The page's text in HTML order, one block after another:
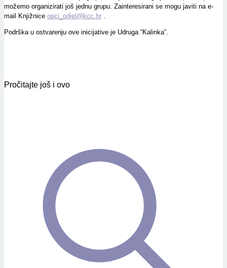
možemo organizirati još jednu grupu. Zainteresirani se mogu javiti na e-
mail Knjižnice opci_odjel@kcc.hr .
Podrška u ostvarenju ove inicijative je Udruga “Kalinka”.
Pročitajte još i ovo